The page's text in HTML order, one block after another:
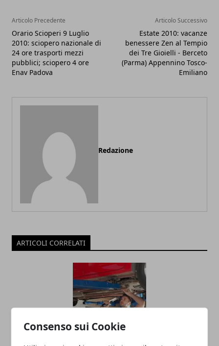
Consenso sui Cookie
Articolo Precedente
Orario Scioperi 9 Luglio
2010: sciopero nazionale di
24 ore trasporti mezzi
pubblici; sciopero 4 ore
Enav Padova
Articolo Successivo
Estate 2010: vacanze
benessere Zen al Tempio
dei Tre Gioielli - Berceto
(Parma) Appennino Tosco-
Emiliano
Redazione
ARTICOLI CORRELATI